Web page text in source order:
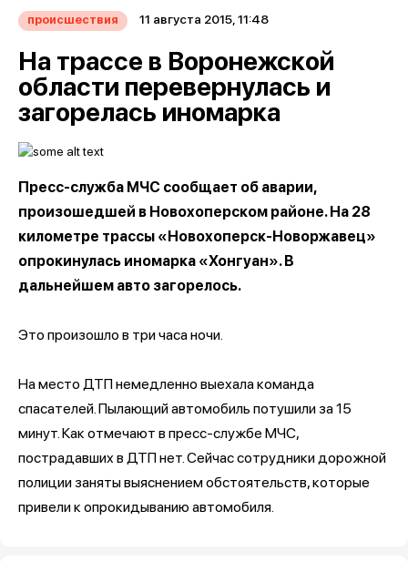
происшествия 11 августа 2015, 11:48
На трассе в Воронежской
области перевернулась и
загорелась иномарка
Пресс-служба МЧС сообщает об аварии,
произошедшей в Новохоперском районе. На 28
километре трассы «Новохоперск-Новоржавец»
опрокинулась иномарка «Хонгуан». В
дальнейшем авто загорелось.
Это произошло в три часа ночи.
На место ДТП немедленно выехала команда
спасателей. Пылающий автомобиль потушили за 15
минут. Как отмечают в пресс-службе МЧС,
пострадавших в ДТП нет. Сейчас сотрудники дорожной
полиции заняты выяснением обстоятельств, которые
привели к опрокидыванию автомобиля.